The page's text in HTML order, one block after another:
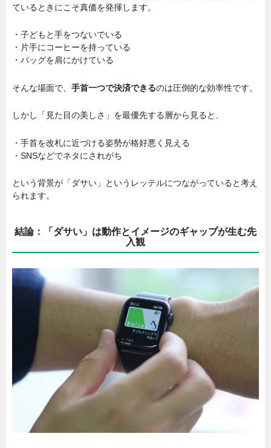
ているときにこそ真価を発揮します。
・子どもと手をつないでいる
・片手にコーヒーを持っている
・バッグを肩にかけている
そんな場面で、 手首一つで決済できるのは圧倒的な効率性です。
しかし「見た目の美しさ」を最優先する層から見ると、
・手首を改札に近づける姿勢が格好悪く見える
・SNSなどでネタにされがち
という背景が「ダサい」というレッテルにつながっていると考え
られます。
結論：「ダサい」は動作とイメージのギャップが生む先
入観